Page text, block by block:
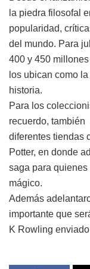
la piedra filosofal
popularidad,
del mundo. Para
400 y 450
los ubican como
historia.
Para los
recuerdo, también
diferentes tiendas
Potter, en donde
saga para
mágico.
Además
importante que
K Rowling